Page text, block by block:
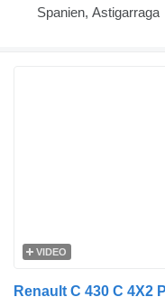
Spanien, Astigarraga
VIDEO